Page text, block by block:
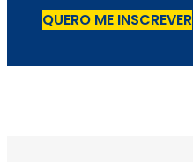
QUERO ME INSCREVER